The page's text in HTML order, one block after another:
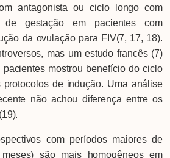
antagonista ou ciclo longo com
gestação em pacientes com
da ovulação para FIV(7, 17, 18).
mas um estudo francês (7)
mostrou benefício do ciclo
protocolos de indução. Uma análise
não achou diferença entre os
com períodos maiores de
são mais homogêneos em